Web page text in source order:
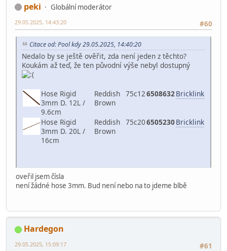
peki
Globální moderátor
#60
29.05.2025, 14:43:20
Citace od: Pool kdy 29.05.2025, 14:40:20
Nedalo by se ještě ověřit, zda není jeden z těchto?
Koukám až teď, že ten původní výše nebyl dostupný
Hose Rigid
3mm D. 12L /
9.6cm
Reddish
Brown
75c126508632Bricklink
Hose Rigid
3mm D. 20L /
16cm
Reddish
Brown
75c206505230Bricklink
oveřil jsem čísla
není žádné hose 3mm. Bud není nebo na to jdeme blbě
Hardegon
#61
29.05.2025, 15:09:17